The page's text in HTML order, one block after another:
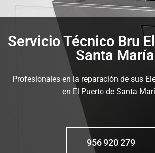
Servicio Técnico Bru
Santa María
Profesionales en la reparación de sus
en El Puerto de Santa
956 920 279